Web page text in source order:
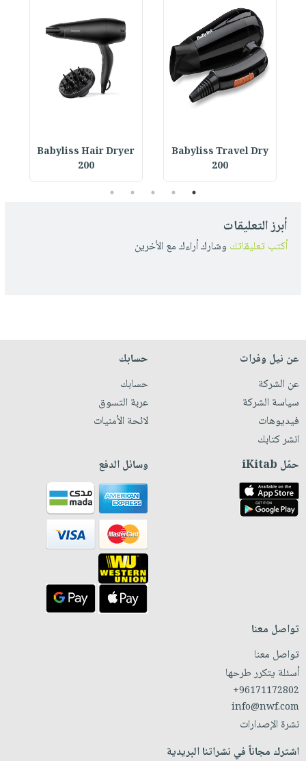
Babyliss Travel Dry
200
Babyliss Hair Dryer
200
1
2
3
4
5
أبرز التعليقات
أكتب تعليقاتك وشارك أراءك مع الأخرين
عن نيل وفرات
عن الشركة
سياسة الشركة
فيديوهات
انشر كتابك
حسابك
حسابك
عربة التسوق
لائحة الأمنيات
حمّل iKitab وسائل الدفع
تواصل معنا
تواصل معنا
أسئلة يتكرر طرحها
+96171172802
info@nwf.com
نشرة الإصدارات
اشترك مجاناً في نشراتنا البريدية